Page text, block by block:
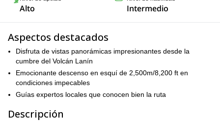
Alto Intermedio
Aspectos destacados
Disfruta de vistas panorámicas impresionantes desde la
cumbre del Volcán Lanín
Emocionante descenso en esquí de 2,500m/8,200 ft en
condiciones impecables
Guías expertos locales que conocen bien la ruta
Descripción